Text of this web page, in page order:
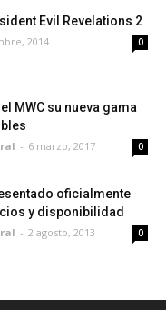
Evil Revelations 2
2014 0
MWC su nueva gama
- 6 marzo, 2017 0
oficialmente
y disponibilidad
- 2 agosto, 2013 0